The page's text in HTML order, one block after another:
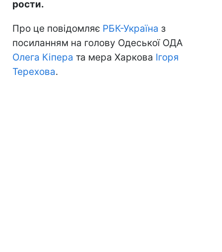
рости.
Про це повідомляє РБК-Україна з
посиланням на голову Одеської ОДА
Олега Кіпера та мера Харкова Ігоря
Терехова.